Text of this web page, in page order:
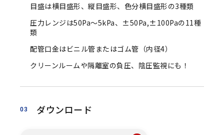
目盛は横目盛形、縦目盛形、色分横目盛形の3種類
圧力レンジは50Pa～5kPa、±50Pa,±100Paの11種
類
配管口金はビニル管またはゴム管（内径4）
クリーンルームや隔離室の負圧、陰圧監視にも！
03 ダウンロード